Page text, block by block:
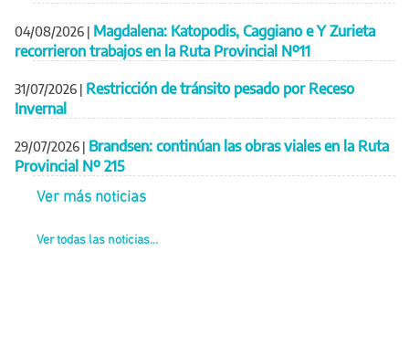
04/08/2026 | Magdalena: Katopodis, Caggiano e Y Zurieta
recorrieron trabajos en la Ruta Provincial Nº11
31/07/2026 | Restricción de tránsito pesado por Receso
Invernal
29/07/2026 | Brandsen: continúan las obras viales en la Ruta
Provincial Nº 215
Ver más noticias
Ver todas las noticias...